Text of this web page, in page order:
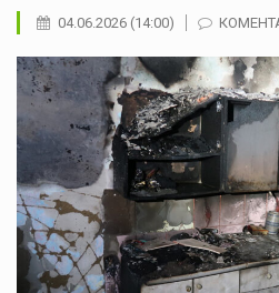
04.06.2026 (14:00)